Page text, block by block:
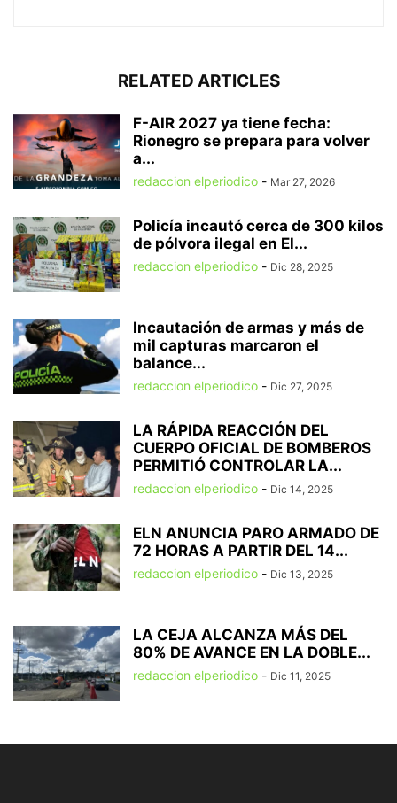
RELATED ARTICLES
F-AIR 2027 ya tiene fecha:
Rionegro se prepara para volver
a...
redaccion elperiodico - Mar 27, 2026
Policía incautó cerca de 300 kilos
de pólvora ilegal en El...
redaccion elperiodico - Dic 28, 2025
Incautación de armas y más de
mil capturas marcaron el
balance...
redaccion elperiodico - Dic 27, 2025
LA RÁPIDA REACCIÓN DEL
CUERPO OFICIAL DE BOMBEROS
PERMITIÓ CONTROLAR LA...
redaccion elperiodico - Dic 14, 2025
ELN ANUNCIA PARO ARMADO DE
72 HORAS A PARTIR DEL 14...
redaccion elperiodico - Dic 13, 2025
LA CEJA ALCANZA MÁS DEL
80% DE AVANCE EN LA DOBLE...
redaccion elperiodico - Dic 11, 2025